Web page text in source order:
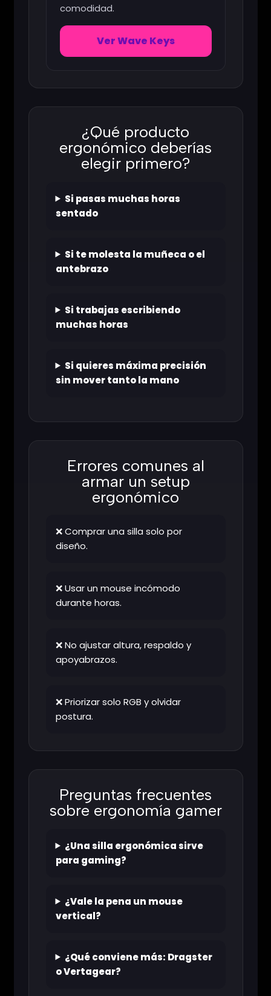
comodidad.
Ver Wave Keys
¿Qué producto
ergonómico deberías
elegir primero?
Si pasas muchas horas
sentado
Si te molesta la muñeca o el
antebrazo
Si trabajas escribiendo
muchas horas
Si quieres máxima precisión
sin mover tanto la mano
Errores comunes al
armar un setup
ergonómico
❌ Comprar una silla solo por
diseño.
❌ Usar un mouse incómodo
durante horas.
❌ No ajustar altura, respaldo y
apoyabrazos.
❌ Priorizar solo RGB y olvidar
postura.
Preguntas frecuentes
sobre ergonomía gamer
¿Una silla ergonómica sirve
para gaming?
¿Vale la pena un mouse
vertical?
¿Qué conviene más: Dragster
o Vertagear?